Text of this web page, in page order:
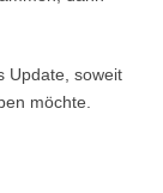
Update, soweit
möchte.